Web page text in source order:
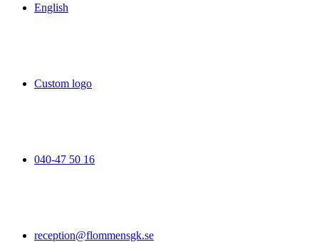
English
Custom logo
040-47 50 16
reception@flommensgk.se